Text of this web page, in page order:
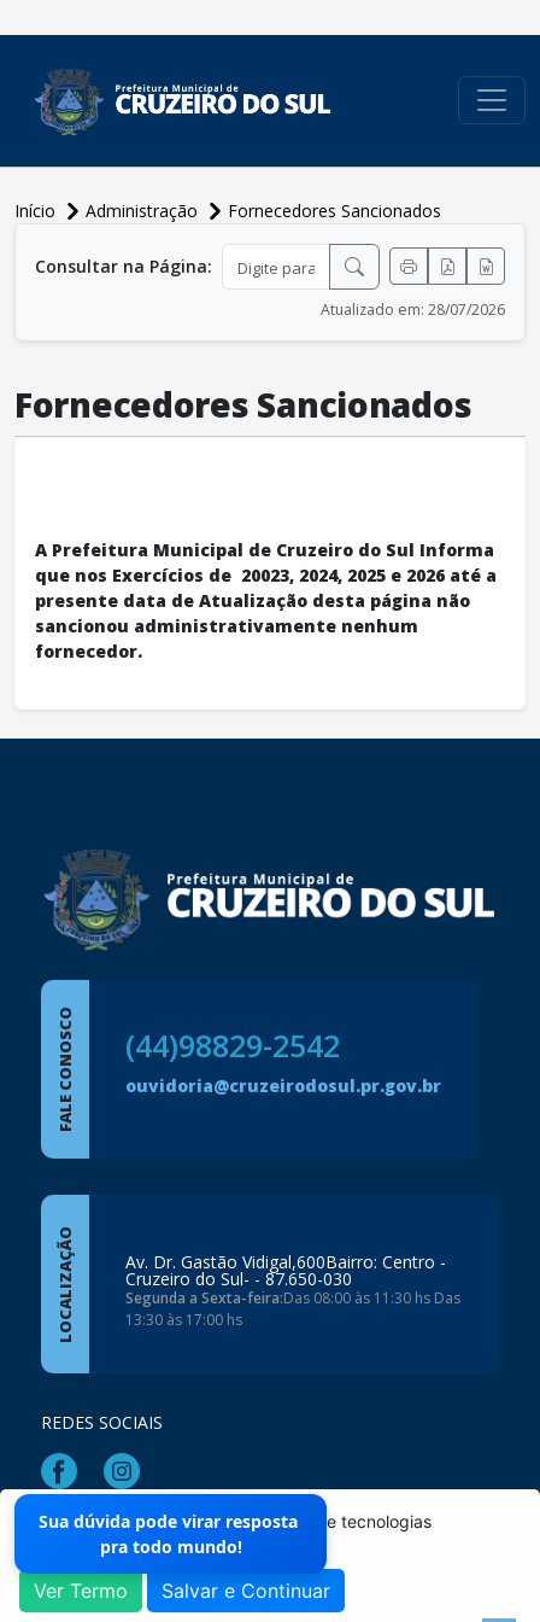
Início Administração
Fornecedores Sancionados
Consultar na Página:
Atualizado em: 28/07/2026
Fornecedores Sancionados
A Prefeitura Municipal de Cruzeiro do Sul Informa
que nos Exercícios de 20023, 2024, 2025 e 2026 até a
presente data de Atualização desta página não
sancionou administrativamente nenhum
fornecedor.
O site da Prefeitura não utiliza cookies e tecnologias
semelhantes.
Ver Termo Salvar e Continuar
FALE CONOSCO (44)98829-2542
ouvidoria@cruzeirodosul.pr.gov.br
LOCALIZAÇÃO Av. Dr. Gastão Vidigal,600Bairro: Centro -
Cruzeiro do Sul- - 87.650-030
Segunda a Sexta-feira:Das 08:00 às 11:30 hs Das
13:30 às 17:00 hs
REDES SOCIAIS
Mapa do Site
Cruzeiro do Sul - Todos os direitos reservados ©
Sua dúvida pode virar resposta
pra todo mundo!